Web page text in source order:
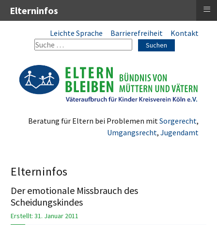
Leichte Sprache Barrierefreiheit Kontakt
Suchen
Beratung für Eltern bei Problemen mit Sorgerecht,
Umgangsrecht, Jugendamt
Elterninfos
Der emotionale Missbrauch des
Scheidungskindes
Erstellt: 31. Januar 2011
Elterninfos ≡